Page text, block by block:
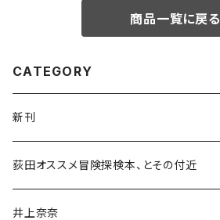
商品一覧に戻る
CATEGORY
新刊
和書
文学・小説・物語
荻田オススメ冒険探検本、とその付近
井上奈奈